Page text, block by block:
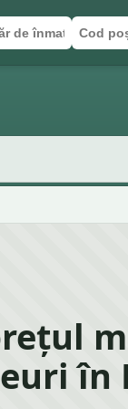
de
formularul
în